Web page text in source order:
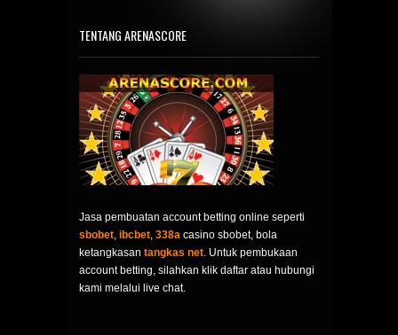
TENTANG ARENASCORE
Jasa pembuatan account betting online seperti
sbobet, ibcbet, 338a casino sbobet, bola
ketangkasan tangkas net. Untuk pembukaan
account betting, silahkan klik daftar atau hubungi
kami melalui live chat.